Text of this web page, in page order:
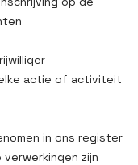
actie of activiteit
in ons register
zijn